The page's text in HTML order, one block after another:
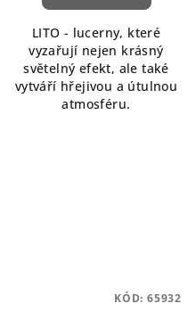
LITO - lucerny, které
vyzařují nejen krásný
světelný efekt, ale také
vytváří hřejivou a útulnou
atmosféru.
KÓD: 65932